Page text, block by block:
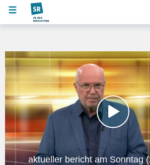
aktueller bericht am Sonntag